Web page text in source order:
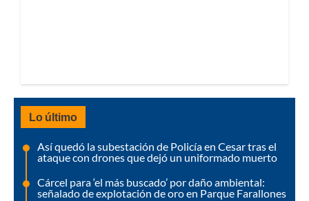
Lo último
Así quedó la subestación de Policía en Cesar tras el
ataque con drones que dejó un uniformado muerto
Cárcel para ‘el más buscado’ por daño ambiental:
señalado de explotación de oro en Parque Farallones